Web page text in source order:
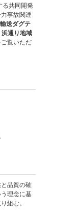
る共同開発
事故関連
送ダグテ
通り地域
覧いただ
品質の確
理念に基
組む。